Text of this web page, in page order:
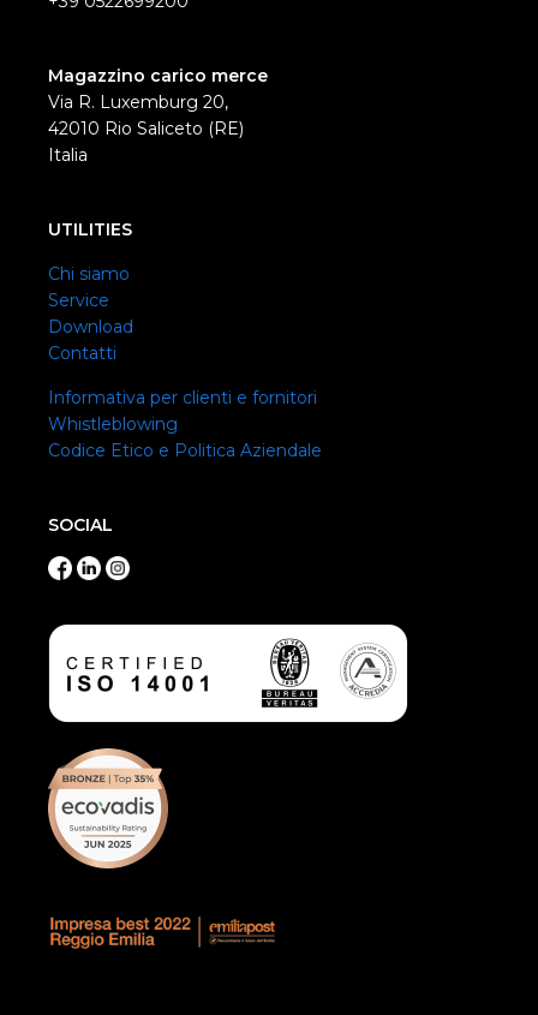
Magazzino carico merce
Via R. Luxemburg 20,
42010 Rio Saliceto (RE)
Italia
UTILITIES
Chi siamo
Service
Download
Contatti
Informativa per clienti e fornitori
Whistleblowing
Codice Etico e Politica Aziendale
SOCIAL